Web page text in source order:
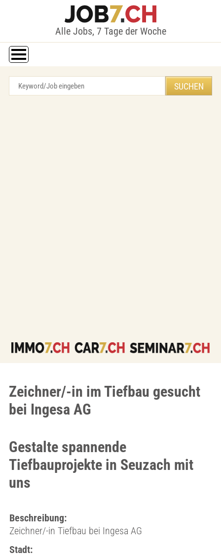
Alle Jobs, 7 Tage der Woche
Zeichner/-in im Tiefbau gesucht
bei Ingesa AG
Gestalte spannende
Tiefbauprojekte in Seuzach mit
uns
Beschreibung:
Zeichner/-in Tiefbau bei Ingesa AG
Stadt: